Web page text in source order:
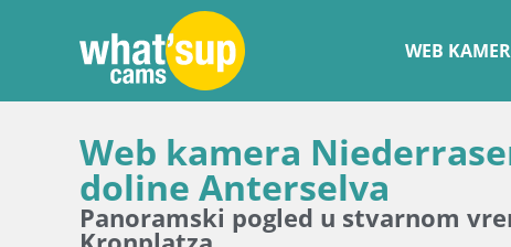
WEB
Web kamera
doline Anterselva
Panoramski pogled u stvarnom